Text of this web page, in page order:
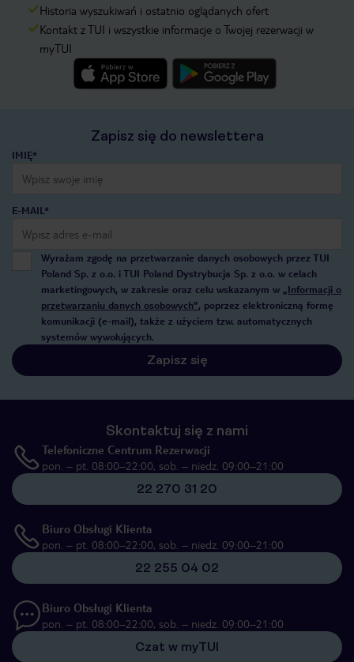
Historia wyszukiwań i ostatnio oglądanych ofert
Kontakt z TUI i wszystkie informacje o Twojej rezerwacji w
myTUI
Zapisz się do newslettera
IMIĘ*
E-MAIL*
Wyrażam zgodę na przetwarzanie danych osobowych przez TUI
Poland Sp. z o.o. i TUI Poland Dystrybucja Sp. z o.o. w celach
marketingowych, w zakresie oraz celu wskazanym w „Informacji o
przetwarzaniu danych osobowych”, poprzez elektroniczną formę
komunikacji (e-mail), także z użyciem tzw. automatycznych
systemów wywołujących.
Zapisz się
Skontaktuj się z nami
Telefoniczne Centrum Rezerwacji
pon. – pt. 08:00–22:00, sob. – niedz. 09:00–21:00
22 270 31 20
Biuro Obsługi Klienta
pon. – pt. 08:00–22:00, sob. – niedz. 09:00–21:00
22 255 04 02
Biuro Obsługi Klienta
pon. – pt. 08:00–22:00, sob. – niedz. 09:00–21:00
Czat w myTUI